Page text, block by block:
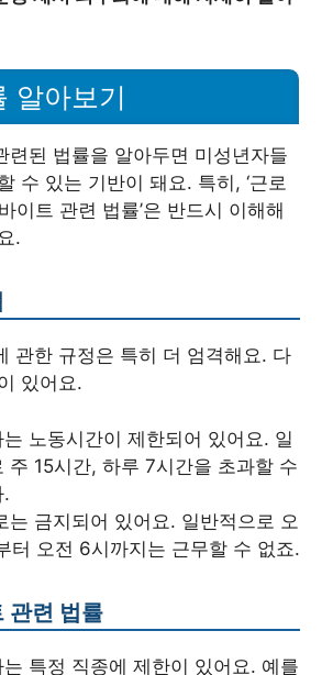
알아보기
련된 법률을 알아두면 미성년자들
수 있는 기반이 돼요. 특히, ‘근로
이트 관련 법률’은 반드시 이해해
.
관한 규정은 특히 더 엄격해요. 다
있어요.
노동시간이 제한되어 있어요. 일
주 15시간, 하루 7시간을 초과할 수
.
는 금지되어 있어요. 일반적으로 오
터 오전 6시까지는 근무할 수 없죠.
관련 법률
는 특정 직종에 제한이 있어요. 예를